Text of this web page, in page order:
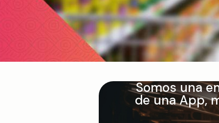
¿TeSomos una
de una App,